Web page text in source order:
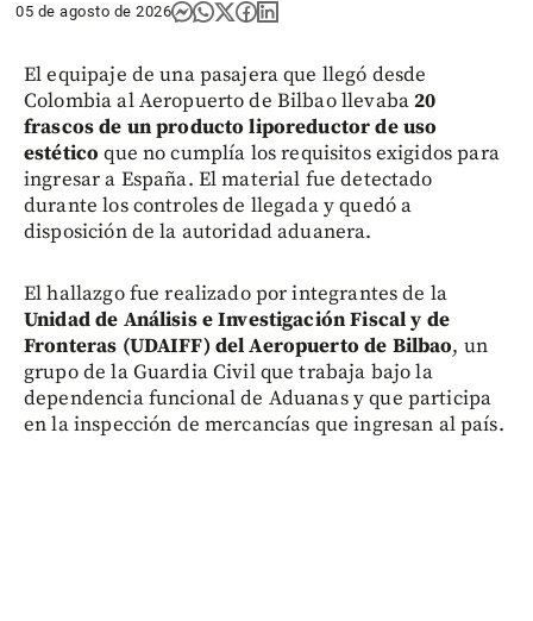
05 de agosto de 2026
El equipaje de una pasajera que llegó desde
Colombia al Aeropuerto de Bilbao llevaba20
frascos de un producto liporeductor de uso
estético que no cumplía los requisitos exigidos para
ingresar a España. El material fue detectado
durante los controles de llegada y quedó a
disposición de la autoridad aduanera.
El hallazgo fue realizado por integrantes de la
Unidad de Análisis e Investigación Fiscal y de
Fronteras (UDAIFF) del Aeropuerto de Bilbao, un
grupo de la Guardia Civil que trabaja bajo la
dependencia funcional de Aduanas y que participa
en la inspección de mercancías que ingresan al país.